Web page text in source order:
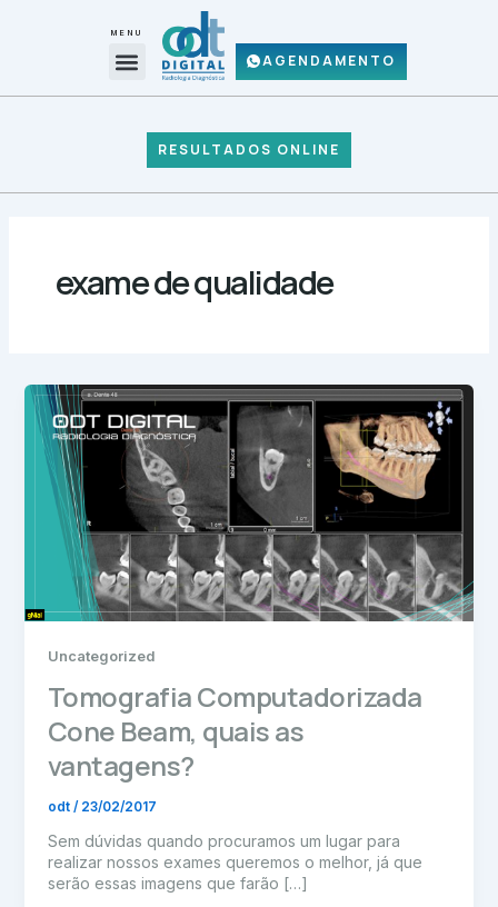
MENU
Menu AGENDAMENTO
RESULTADOS ONLINE
exame de qualidade
Uncategorized
Tomografia Computadorizada
Cone Beam, quais as
vantagens?
odt / 23/02/2017
Sem dúvidas quando procuramos um lugar para
realizar nossos exames queremos o melhor, já que
serão essas imagens que farão […]